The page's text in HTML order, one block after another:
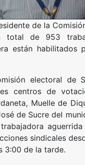
de la
total de 953
están habilitados
electoral de
centros de
Muelle de
de Sucre del
sindicales
3:00 de la tarde.